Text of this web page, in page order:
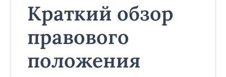
Краткий обзор
правового
положения